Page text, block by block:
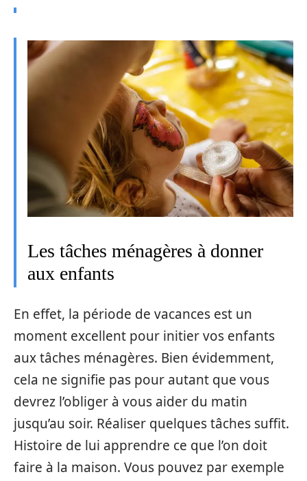
Les tâches ménagères à donner
aux enfants
En effet, la période de vacances est un
moment excellent pour initier vos enfants
aux tâches ménagères. Bien évidemment,
cela ne signifie pas pour autant que vous
devrez l’obliger à vous aider du matin
jusqu’au soir. Réaliser quelques tâches suffit.
Histoire de lui apprendre ce que l’on doit
faire à la maison. Vous pouvez par exemple